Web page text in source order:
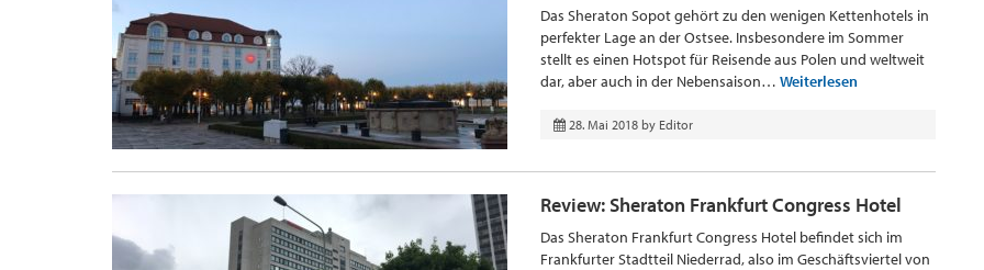
Das Sheraton Sopot gehört zu den wenigen Kettenhotels in
perfekter Lage an der Ostsee. Insbesondere im Sommer
stellt es einen Hotspot für Reisende aus Polen und weltweit
dar, aber auch in der Nebensaison… Weiterlesen
28. Mai 2018 by Editor
Review: Sheraton Frankfurt Congress Hotel
Das Sheraton Frankfurt Congress Hotel befindet sich im
Frankfurter Stadtteil Niederrad, also im Geschäftsviertel von